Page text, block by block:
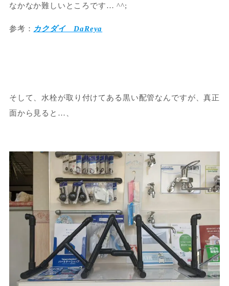
なかなか難しいところです… ^^;
参考： カクダイ DaReya
そして、水栓が取り付けてある黒い配管なんですが、真正
面から見ると…、